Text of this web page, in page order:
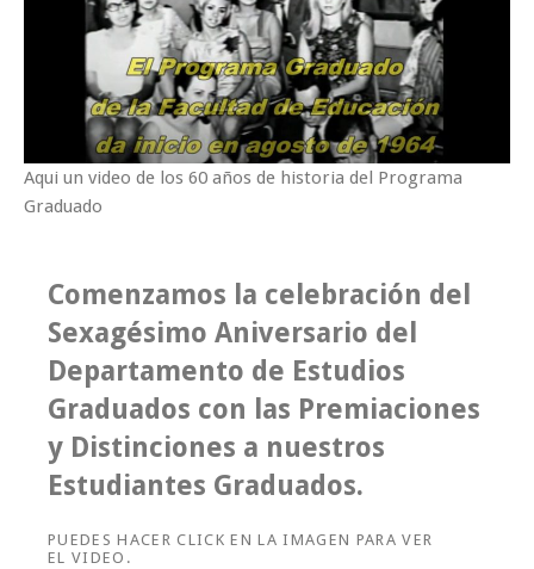
Aqui un video de los 60 años de historia del Programa
Graduado
Comenzamos la celebración del
Sexagésimo Aniversario del
Departamento de Estudios
Graduados con las Premiaciones
y Distinciones a nuestros
Estudiantes Graduados.
PUEDES HACER CLICK EN LA IMAGEN PARA VER
EL VIDEO.